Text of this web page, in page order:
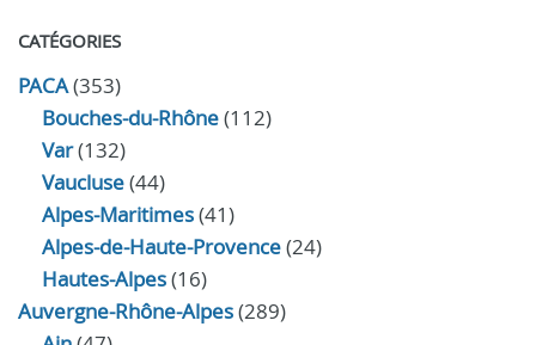
CATÉGORIES
PACA(353)
Bouches-du-Rhône(112)
Var(132)
Vaucluse(44)
Alpes-Maritimes(41)
Alpes-de-Haute-Provence(24)
Hautes-Alpes(16)
Auvergne-Rhône-Alpes(289)